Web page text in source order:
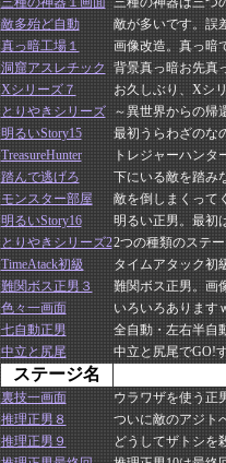
敵多殆ど自動
敵が多いです。誤
真っ暗工場１
画像改造。真っ暗
洞窟アスレチック
背景真っ暗お先真
Xシリーズ７
お久しぶり、Xシ
とりやきシリーズ
～異世界からの
明るいStory15
最初うらわざのな
TreasureHunter
トレジャーハン
踏んで逃げろ
下にいる敵を踏み
モンスター部屋
敵を倒しまくって
明るいStory16
明るい正男。最初
とりやきシリーズ22つの種類のステ
TimeAtack初級
タイムアタック初
難関ボス正男３
難関ボス正男。画
色々一画面
いろいろあります
七自動正男
全自動・左右半自
中立と尻尾
中立と尻尾でGO!
ステージ名
裏技一画面
ウラワザを使う正
推理正男８
ついに敵のアジト
推理正男９
どうしてザトシを